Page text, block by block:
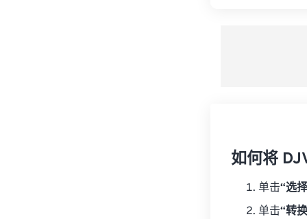
如何将
单击“选
单击“转